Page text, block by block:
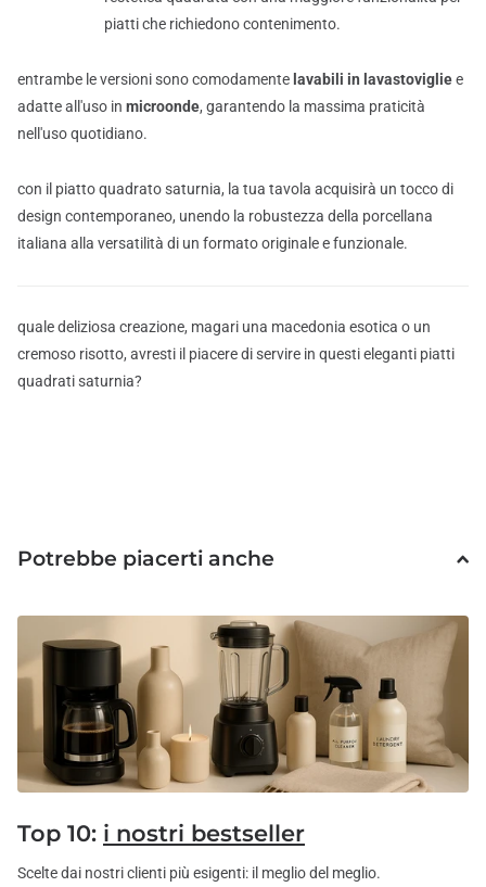
piatti che richiedono contenimento.
entrambe le versioni sono comodamente lavabili in lavastovigliee
adatte all'uso in microonde, garantendo la massima praticità
nell'uso quotidiano.
con il piatto quadrato saturnia, la tua tavola acquisirà un tocco di
design contemporaneo, unendo la robustezza della porcellana
italiana alla versatilità di un formato originale e funzionale.
quale deliziosa creazione, magari una macedonia esotica o un
cremoso risotto, avresti il piacere di servire in questi eleganti piatti
quadrati saturnia?
Potrebbe piacerti anche
Top 10: i nostri bestseller
Scelte dai nostri clienti più esigenti: il meglio del meglio.